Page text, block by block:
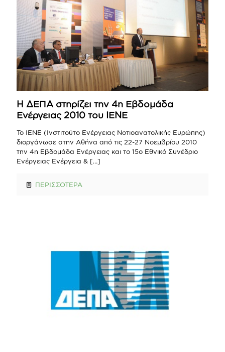
Η ΔΕΠΑ στηρίζει την 4η Εβδομάδα
Ενέργειας 2010 του ΙΕΝΕ
To IENE (Ινστιτούτο Ενέργειας Νοτιοανατολικής Ευρώπης)
διοργάνωσε στην Αθήνα από τις 22-27 Νοεμβρίου 2010
την 4η Εβδομάδα Ενέργειας και το 15ο Εθνικό Συνέδριο
Ενέργειας Ενέργεια & […]
ΠΕΡΙΣΣΟΤΕΡΑ